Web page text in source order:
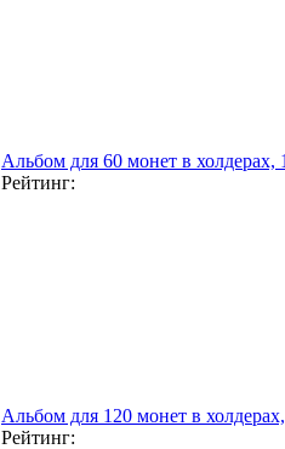
Альбом для 60 монет в
Рейтинг:
Альбом для 120 монет в
Рейтинг: